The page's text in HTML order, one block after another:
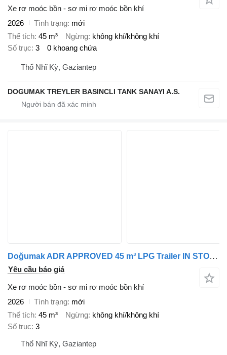
Xe rơ moóc bồn - sơ mi rơ moóc bồn khí
2026
Tình trạng mới
Thể tích 45 m³ Ngừng không khí/không khí
Số trục 3 0 khoang chứa
Thổ Nhĩ Kỳ, Gaziantep
DOGUMAK TREYLER BASINCLI TANK SANAYI A.S.
Doğumak ADR APPROVED 45 m³ LPG Trailer IN STOCK | READY TO SHIP | 45 m³
Yêu cầu báo giá
Xe rơ moóc bồn - sơ mi rơ moóc bồn khí
2026
Tình trạng mới
Thể tích 45 m³ Ngừng không khí/không khí
Số trục 3
Thổ Nhĩ Kỳ, Gaziantep